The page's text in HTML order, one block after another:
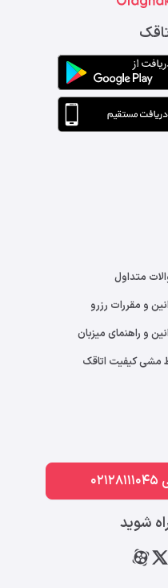
متداول
و مقررات رزرو
و راهنمای میزبان
مشی کیفیت اتاقک
شوید